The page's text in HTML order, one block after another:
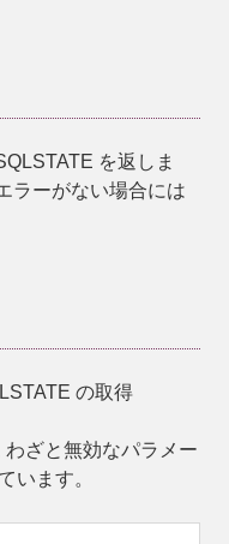
を返しま
ラーがない場合には
の取得
わざと無効なパラメー
います。